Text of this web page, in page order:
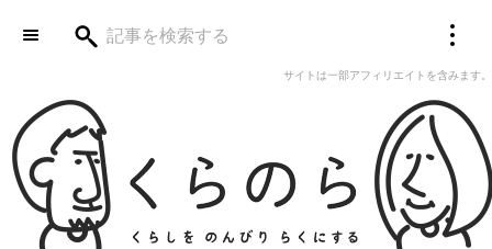
サイトは一部アフィリエイトを含みます。